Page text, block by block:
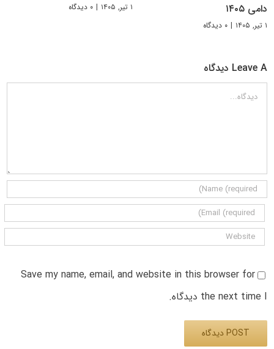
دامی ۱۴۰۵
۱ تیر, ۱۴۰۵ | ۰ دیدگاه
۱ تیر, ۱۴۰۵ | ۰ دیدگاه
Leave A دیدگاه
دیدگاه
Save my name, email, and website in this browser for
the next time I دیدگاه.